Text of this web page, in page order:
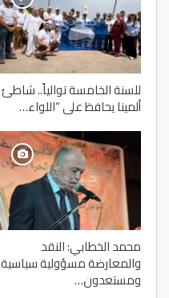
للسنة الخامسة توالياً.. شاطئ
ألمينا يحافظ على “اللواء…
محمد الخطابي: النقد
والمعارضة مسؤولية سياسية
ومستعدون…